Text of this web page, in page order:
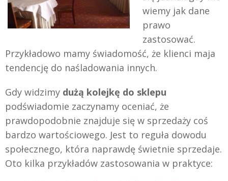
wiemy jak dane
prawo
zastosować.
Przykładowo mamy świadomość, że klienci maja
tendencję do naśladowania innych.
Gdy widzimy dużą kolejkę do sklepu
podświadomie zaczynamy oceniać, że
prawdopodobnie znajduje się w sprzedaży coś
bardzo wartościowego. Jest to reguła dowodu
społecznego, która naprawdę świetnie sprzedaje.
Oto kilka przykładów zastosowania w praktyce: